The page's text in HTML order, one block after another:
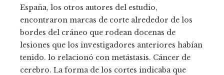
España, los otros autores del estudio,
encontraron marcas de corte alrededor de los
bordes del cráneo que rodean docenas de
lesiones que los investigadores anteriores habían
tenido. lo relacionó con metástasis. Cáncer de
cerebro. La forma de los cortes indicaba que